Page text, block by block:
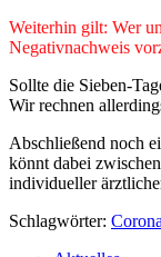
Weiterhin gilt: Wer
Negativnachweis
Sollte die Sieben-
Wir rechnen
Abschließend noch
könnt dabei
individueller
Schlagwörter: Corona